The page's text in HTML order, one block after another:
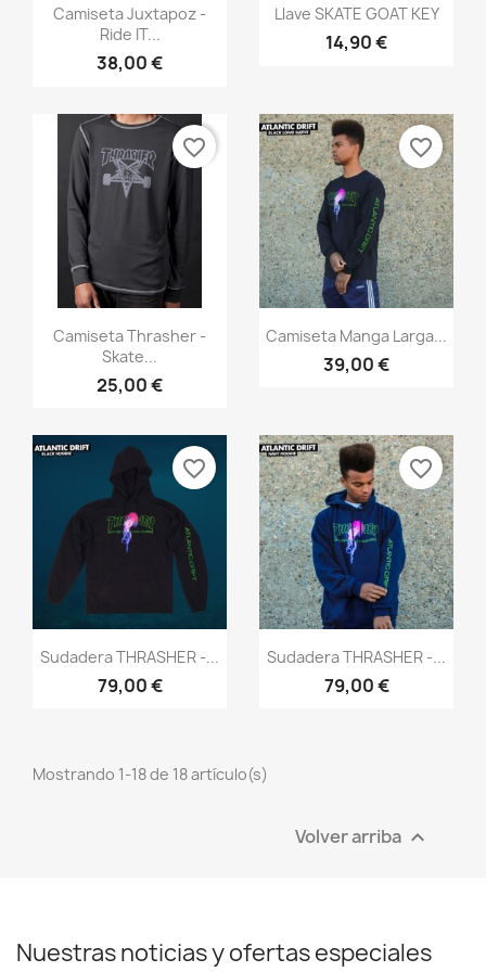
Vista rápida
Camiseta Juxtapoz -
Ride IT...
38,00 €
Vista rápida
Llave SKATE GOAT KEY
14,90 €
Vista rápida
Camiseta Thrasher -
Skate...
25,00 €
favorite_border
Vista rápida
Camiseta Manga Larga...
39,00 €
favorite_border
Vista rápida
Sudadera THRASHER -...
79,00 €
favorite_border
Vista rápida
Sudadera THRASHER -...
79,00 €
favorite_border
Mostrando 1-18 de 18 artículo(s)
Volver arriba 
Nuestras noticias y ofertas especiales